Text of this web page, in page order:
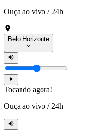
Ouça ao vivo / 24h
Belo Horizonte
Tocando agora!
Ouça ao vivo / 24h